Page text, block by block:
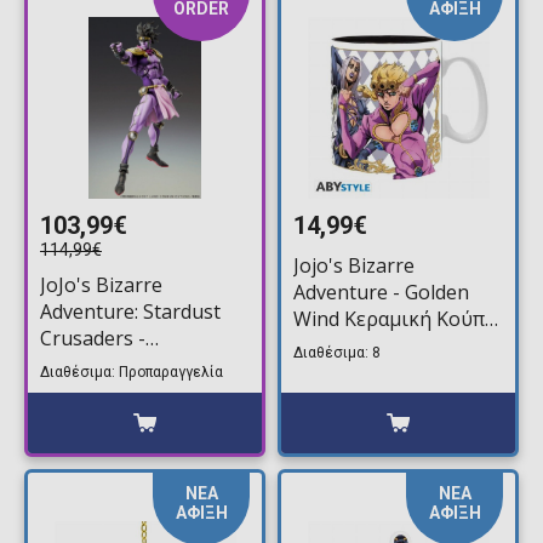
ORDER
103,99€
114,99€
JoJo's Bizarre
Adventure: Stardust
Crusaders -
Chozokado Star
Platinum Third
Φιγούρα Δράσης
Διαθέσιμα: Προπαραγγελία
ΑΦΙΞΗ
14,99€
Jojo's Bizarre
Adventure - Golden
Wind Κεραμική Κούπα
(320ml)
Διαθέσιμα: 8
ΝΕΑ
ΑΦΙΞΗ
ΝΕΑ
ΑΦΙΞΗ